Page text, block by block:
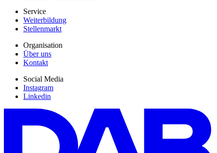
Service
Weiterbildung
Stellenmarkt
Organisation
Über uns
Kontakt
Social Media
Instagram
Linkedin